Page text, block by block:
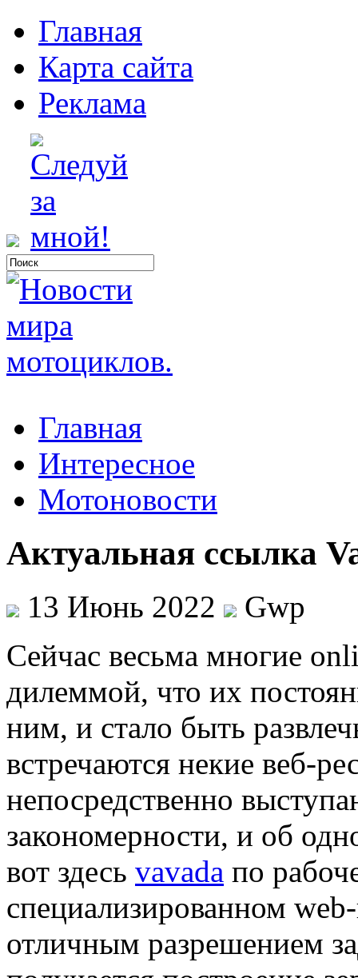
Главная
Карта сайта
Реклама
Главная
Интересное
Мотоновости
Актуальная ссылка
13 Июнь 2022
Gwp
Сeйчaс вeсьмa многие
дилеммой, что их
ним, и стало быть
встречаются некие веб-
непосредственно
закономерности, и об
вот здесь vavada по
специализированном
отличным разрешением